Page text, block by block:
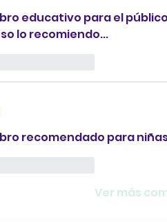
educativo para el
lo recomiendo...
recomendado para
Ver más